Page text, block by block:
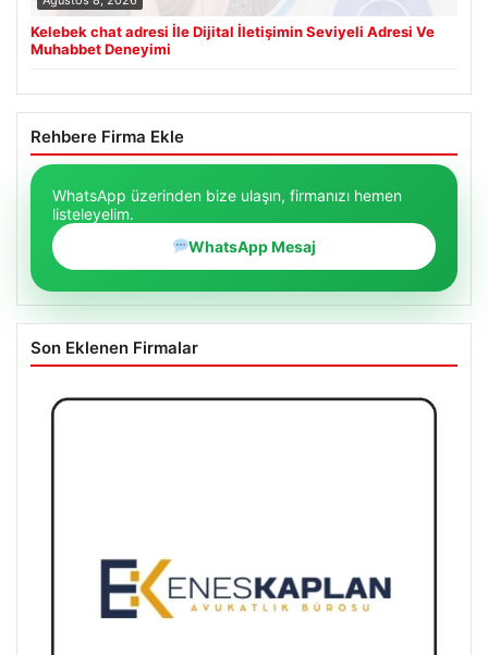
Kelebek chat adresi İle Dijital İletişimin Seviyeli Adresi Ve
Muhabbet Deneyimi
Rehbere Firma Ekle
WhatsApp üzerinden bize ulaşın, firmanızı hemen
listeleyelim.
WhatsApp Mesaj
Son Eklenen Firmalar